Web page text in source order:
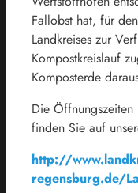
Fallobst hat, für
Landkreises zur
Kompostkreislauf
Komposterde
Die Öffnungszeiten
finden Sie auf
http://
regensburg.de/